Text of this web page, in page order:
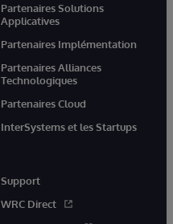
Partenaires Solutions
Applicatives
Partenaires Implémentation
Partenaires Alliances
Technologiques
Partenaires Cloud
InterSystems et les Startups
Support
WRC Direct